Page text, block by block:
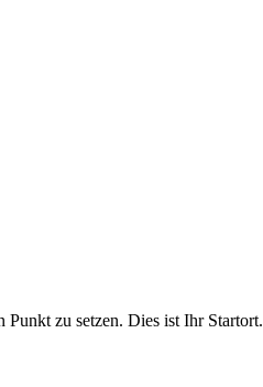
zu setzen. Dies ist Ihr Startort.